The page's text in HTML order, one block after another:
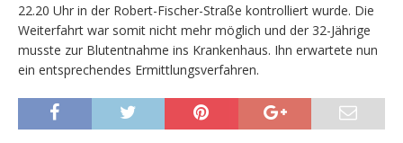
22.20 Uhr in der Robert-Fischer-Straße kontrolliert wurde. Die
Weiterfahrt war somit nicht mehr möglich und der 32-Jährige
musste zur Blutentnahme ins Krankenhaus. Ihn erwartete nun
ein entsprechendes Ermittlungsverfahren.